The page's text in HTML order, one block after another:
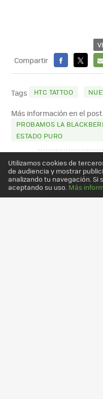
Compartir
FACEBOOK
X
Tags HTC TATTOO
Más información en el post
PROBAMOS LA
ESTADO PURO
Utilizamos cookies de
de audiencia y mostrar
analizando tu navegación. Si
aceptando su uso. Más